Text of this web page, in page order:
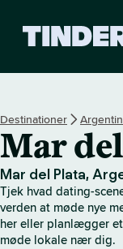
Destinationer
Mar
Mar del Plata,
Tjek hvad dating-
verden at møde nye
her eller planlægger
møde lokale nær dig.